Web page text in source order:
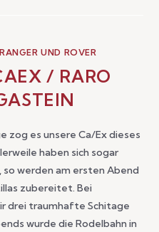
RANGER UND ROVER
/ RARO
zog es unsere Ca/Ex dieses
haben sich sogar
so werden am ersten Abend
zubereitet. Bei
drei traumhafte Schitage
wurde die Rodelbahn in